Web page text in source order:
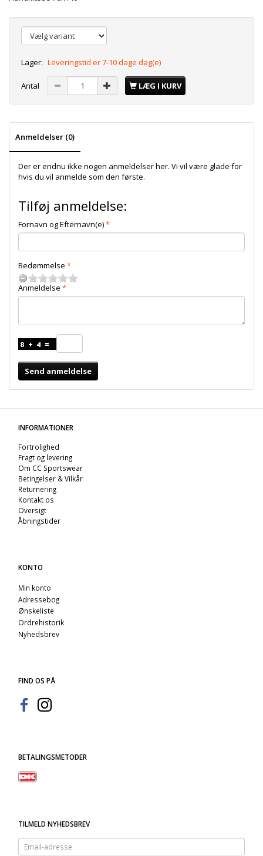
Lager: Leveringstid er 7-10 dage dag(e)
Antal LÆG I KURV
Anmeldelser (0)
Der er endnu ikke nogen anmeldelser her. Vi vil være glade for
hvis du vil anmelde som den første.
Tilføj anmeldelse:
Fornavn og Efternavn(e)
Bedømmelse
Anmeldelse
Send anmeldelse
INFORMATIONER
Fortrolighed
Fragt og levering
Om CC Sportswear
Betingelser & Vilkår
Returnering
Kontakt os
Oversigt
Åbningstider
KONTO
Min konto
Adressebog
Ønskeliste
Ordrehistorik
Nyhedsbrev
FIND OS PÅ
BETALINGSMETODER
TILMELD NYHEDSBREV
Email-
adresse